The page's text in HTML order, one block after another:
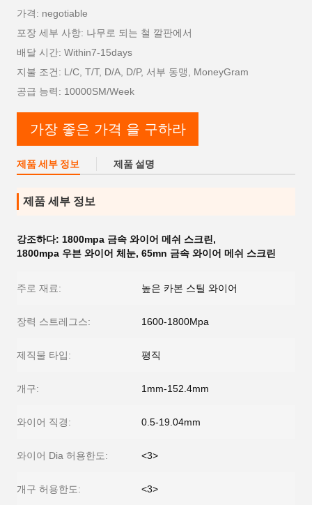
가격: negotiable
포장 세부 사항: 나무로 되는 철 깔판에서
배달 시간: Within7-15days
지불 조건: L/C, T/T, D/A, D/P, 서부 동맹, MoneyGram
공급 능력: 10000SM/Week
가장 좋은 가격 을 구하라
제품 세부 정보 제품 설명
제품 세부 정보
강조하다: 1800mpa 금속 와이어 메쉬 스크린 ,
1800mpa 우븐 와이어 체눈, 65mn 금속 와이어 메쉬 스크린
주로 재료: 높은 카본 스틸 와이어
장력 스트레그스: 1600-1800Mpa
제직물 타입: 평직
개구: 1mm-152.4mm
와이어 직경: 0.5-19.04mm
와이어 Dia 허용한도: <3>
개구 허용한도: <3>